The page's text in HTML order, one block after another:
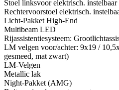
Stoel linksvoor elektrisch. instelbaar
Rechtervoorstoel elektrisch.
Licht-Pakket High-End
Multibeam LED
Rijassistentiesysteem:
LM velgen voor/achter: 9x19 /
gesmeed, mat zwart)
LM-Velgen
Metallic lak
Night-Pakket (AMG)